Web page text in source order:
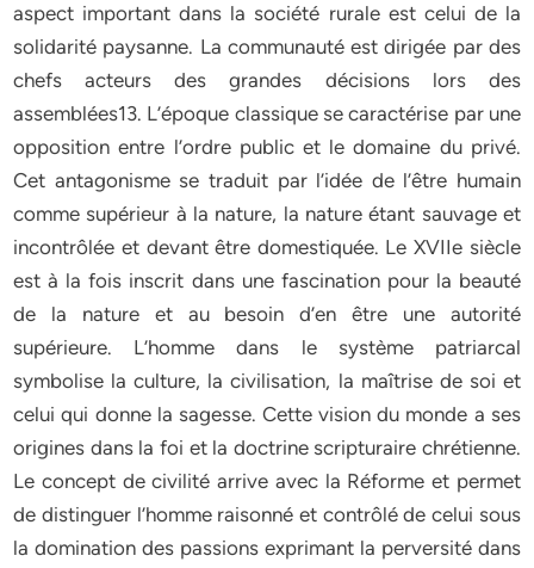
aspect important dans la société rurale est celui de la
solidarité paysanne. La communauté est dirigée par des
chefs acteurs des grandes décisions lors des
assemblées13. L’époque classique se caractérise par une
opposition entre l’ordre public et le domaine du privé.
Cet antagonisme se traduit par l’idée de l’être humain
comme supérieur à la nature, la nature étant sauvage et
incontrôlée et devant être domestiquée. Le XVIIe siècle
est à la fois inscrit dans une fascination pour la beauté
de la nature et au besoin d’en être une autorité
supérieure. L’homme dans le système patriarcal
symbolise la culture, la civilisation, la maîtrise de soi et
celui qui donne la sagesse. Cette vision du monde a ses
origines dans la foi et la doctrine scripturaire chrétienne.
Le concept de civilité arrive avec la Réforme et permet
de distinguer l’homme raisonné et contrôlé de celui sous
la domination des passions exprimant la perversité dans